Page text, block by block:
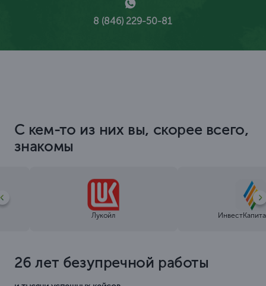
8 (846) 229-50-81
С кем-то из них вы, скорее всего,
знакомы
Лукойл
26 лет безупречной работы